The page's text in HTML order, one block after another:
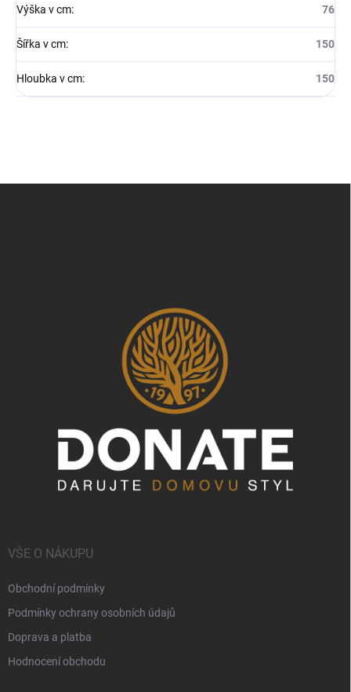
Výška v cm: 76
Šířka v cm: 150
Hloubka v cm: 150
VŠE O NÁKUPU
Obchodní podmínky
Podmínky ochrany osobních údajů
Doprava a platba
Hodnocení obchodu